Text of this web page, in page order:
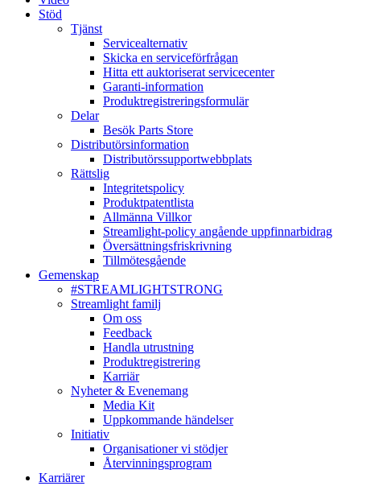
Stöd
Tjänst
Servicealternativ
Skicka en serviceförfrågan
Hitta ett auktoriserat servicecenter
Garanti-information
Produktregistreringsformulär
Delar
Besök Parts Store
Distributörsinformation
Distributörssupportwebbplats
Rättslig
Integritetspolicy
Produktpatentlista
Allmänna Villkor
Streamlight-policy angående uppfinnarbidrag
Översättningsfriskrivning
Tillmötesgående
Gemenskap
#STREAMLIGHTSTRONG
Streamlight familj
Om oss
Feedback
Handla utrustning
Produktregistrering
Karriär
Nyheter & Evenemang
Media Kit
Uppkommande händelser
Initiativ
Organisationer vi stödjer
Återvinningsprogram
Karriärer